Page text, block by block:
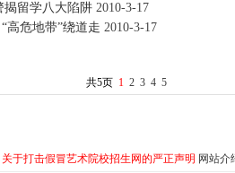
揭留学八大陷阱2010-3-17
高危地带”绕道走 2010-3-17
共5页 1 2 3 4 5
关于打击假冒艺术院校招生网的严正声明 网站介